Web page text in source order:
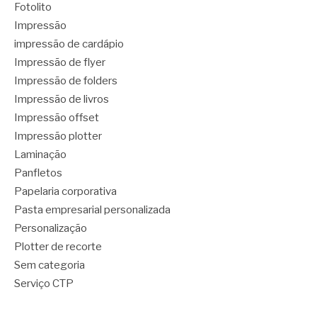
Fotolito
Impressão
impressão de cardápio
Impressão de flyer
Impressão de folders
Impressão de livros
Impressão offset
Impressão plotter
Laminação
Panfletos
Papelaria corporativa
Pasta empresarial personalizada
Personalização
Plotter de recorte
Sem categoria
Serviço CTP